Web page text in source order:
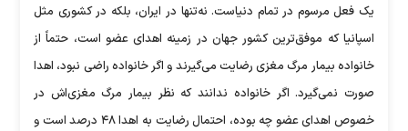
یک فعل مرسوم در تمام دنیاست. نه‌تنها در ایران، بلکه در کشوری مثل
اسپانیا که موفق‌ترین کشور جهان در زمینه اهدای عضو است، حتماً از
خانواده بیمار مرگ مغزی رضایت می‌گیرند و اگر خانواده راضی نبود، اهدا
صورت نمی‌گیرد. اگر خانواده ندانند که نظر بیمار مرگ مغزی‌اش در
خصوص اهدای عضو چه بوده، احتمال رضایت به اهدا ۴۸ درصد است و